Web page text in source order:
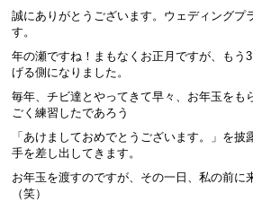
誠にありがとうございます。ウェディングプ
す。
年の瀬ですね！まもなくお正月ですが、もう
げる側になりました。
毎年、チビ達とやってきて早々、お年玉をも
ごく練習したであろう
「あけましておめでとうございます。」を披
手を差し出してきます。
お年玉を渡すのですが、その一日、私の前に
（笑）